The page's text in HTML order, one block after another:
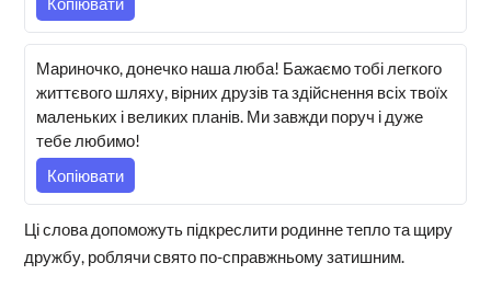
Мариночко, донечко наша люба! Бажаємо тобі легкого
життєвого шляху, вірних друзів та здійснення всіх твоїх
маленьких і великих планів. Ми завжди поруч і дуже
тебе любимо!
Копіювати
Ці слова допоможуть підкреслити родинне тепло та щиру
дружбу, роблячи свято по-справжньому затишним.